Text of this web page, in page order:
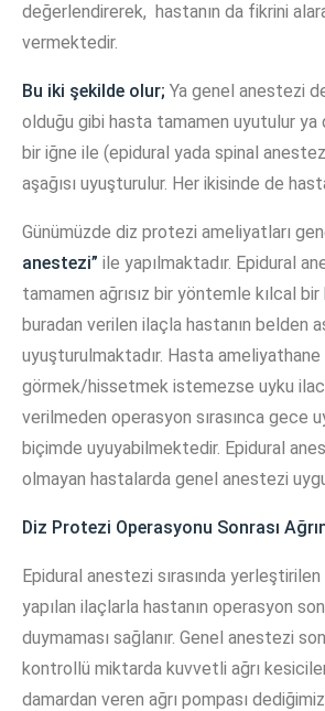
değerlendirerek, hastanın da fikrini
vermektedir.
Bu iki şekilde olur; Ya genel anestezi
olduğu gibi hasta tamamen uyutulur ya
bir iğne ile (epidural yada spinal
aşağısı uyuşturulur. Her ikisinde de
Günümüzde diz protezi ameliyatları
anestezi” ile yapılmaktadır. Epidural
tamamen ağrısız bir yöntemle kılcal
buradan verilen ilaçla hastanın belden
uyuşturulmaktadır. Hasta ameliyathane
görmek/hissetmek istemezse uyku
verilmeden operasyon sırasınca gece
biçimde uyuyabilmektedir. Epidural
olmayan hastalarda genel anestezi
Diz Protezi Operasyonu Sonrası
Epidural anestezi sırasında
yapılan ilaçlarla hastanın operasyon
duymaması sağlanır. Genel anestezi
kontrollü miktarda kuvvetli ağrı
damardan veren ağrı pompası